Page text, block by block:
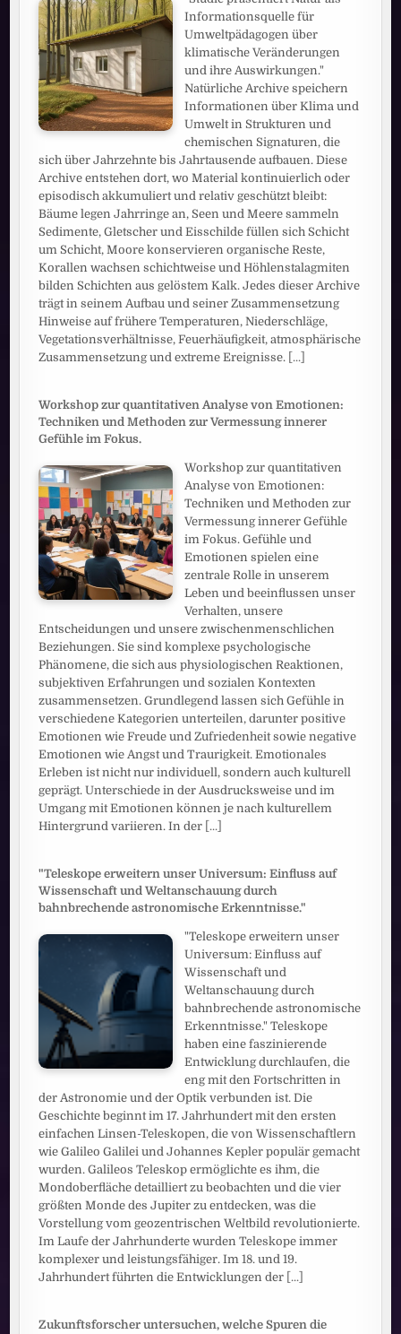
Informationsquelle für
Umweltpädagogen über
klimatische Veränderungen
und ihre Auswirkungen."
Natürliche Archive speichern
Informationen über Klima und
Umwelt in Strukturen und
chemischen Signaturen, die
sich über Jahrzehnte bis Jahrtausende aufbauen. Diese
Archive entstehen dort, wo Material kontinuierlich oder
episodisch akkumuliert und relativ geschützt bleibt:
Bäume legen Jahrringe an, Seen und Meere sammeln
Sedimente, Gletscher und Eisschilde füllen sich Schicht
um Schicht, Moore konservieren organische Reste,
Korallen wachsen schichtweise und Höhlenstalagmiten
bilden Schichten aus gelöstem Kalk. Jedes dieser Archive
trägt in seinem Aufbau und seiner Zusammensetzung
Hinweise auf frühere Temperaturen, Niederschläge,
Vegetationsverhältnisse, Feuerhäufigkeit, atmosphärische
Zusammensetzung und extreme Ereignisse. [...]
Workshop zur quantitativen Analyse von Emotionen:
Techniken und Methoden zur Vermessung innerer
Gefühle im Fokus.
Workshop zur quantitativen
Analyse von Emotionen:
Techniken und Methoden zur
Vermessung innerer Gefühle
im Fokus. Gefühle und
Emotionen spielen eine
zentrale Rolle in unserem
Leben und beeinflussen unser
Verhalten, unsere
Entscheidungen und unsere zwischenmenschlichen
Beziehungen. Sie sind komplexe psychologische
Phänomene, die sich aus physiologischen Reaktionen,
subjektiven Erfahrungen und sozialen Kontexten
zusammensetzen. Grundlegend lassen sich Gefühle in
verschiedene Kategorien unterteilen, darunter positive
Emotionen wie Freude und Zufriedenheit sowie negative
Emotionen wie Angst und Traurigkeit. Emotionales
Erleben ist nicht nur individuell, sondern auch kulturell
geprägt. Unterschiede in der Ausdrucksweise und im
Umgang mit Emotionen können je nach kulturellem
Hintergrund variieren. In der [...]
"Teleskope erweitern unser Universum: Einfluss auf
Wissenschaft und Weltanschauung durch
bahnbrechende astronomische Erkenntnisse."
"Teleskope erweitern unser
Universum: Einfluss auf
Wissenschaft und
Weltanschauung durch
bahnbrechende astronomische
Erkenntnisse." Teleskope
haben eine faszinierende
Entwicklung durchlaufen, die
eng mit den Fortschritten in
der Astronomie und der Optik verbunden ist. Die
Geschichte beginnt im 17. Jahrhundert mit den ersten
einfachen Linsen-Teleskopen, die von Wissenschaftlern
wie Galileo Galilei und Johannes Kepler populär gemacht
wurden. Galileos Teleskop ermöglichte es ihm, die
Mondoberfläche detailliert zu beobachten und die vier
größten Monde des Jupiter zu entdecken, was die
Vorstellung vom geozentrischen Weltbild revolutionierte.
Im Laufe der Jahrhunderte wurden Teleskope immer
komplexer und leistungsfähiger. Im 18. und 19.
Jahrhundert führten die Entwicklungen der [...]
Zukunftsforscher untersuchen, welche Spuren die